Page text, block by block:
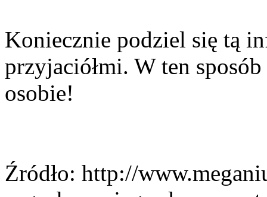
Koniecznie podziel się tą
przyjaciółmi. W ten
osobie!
Źródło: http://